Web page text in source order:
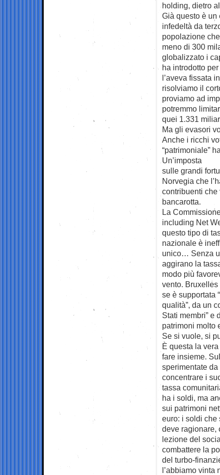
holding, dietro
Già questo è un
infedeltà da
popolazione
meno di 300
globalizzato i
ha introdotto
l’aveva fissata
risolviamo il
proviamo ad
potremmo
quei 1.331
Ma gli evasori
Anche i ricchi
“patrimoniale”
Un’imposta
sulle grandi
Norvegia che
contribuenti
bancarotta.
La
including Net
questo tipo di
nazionale è
unico… Senza
aggirano la
modo più
vento. Bruxelles
se è supportata
qualità”, da un
Stati membri” e
patrimoni molto
Se si vuole, si
È questa la
fare insieme.
sperimentate
concentrare i
tassa
ha i soldi, ma
sui patrimoni
euro: i soldi che
deve ragionare,
lezione del
combattere la
del turbo-
l’abbiamo vinta